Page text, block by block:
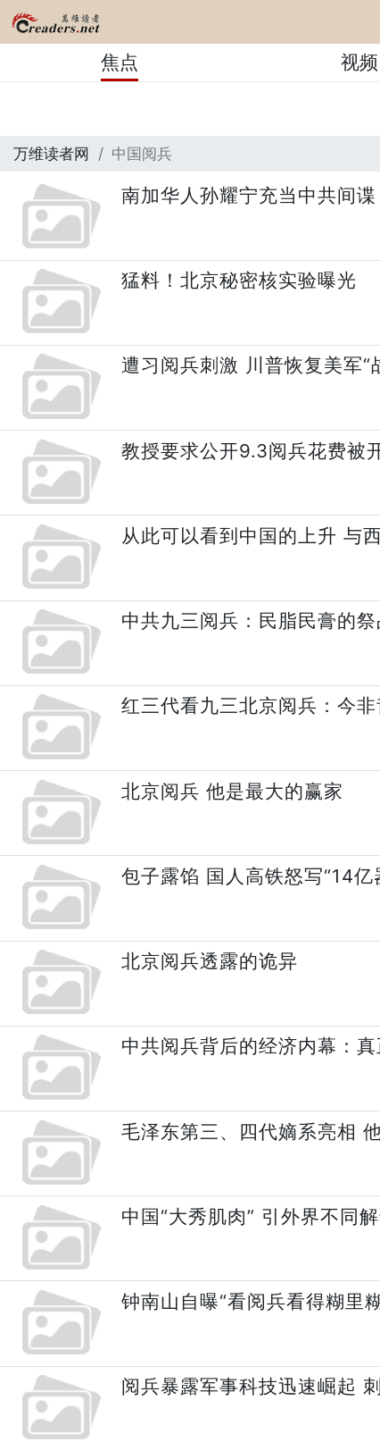
焦点 视频
万维读者网 中国阅兵
南加华人孙耀宁充当中共间
猛料！北京秘密核实验曝光
遭习阅兵刺激 川普恢复美军“
教授要求公开9.3阅兵花费被
从此可以看到中国的上升 与
中共九三阅兵：民脂民膏的祭
红三代看九三北京阅兵：今
北京阅兵 他是最大的赢家
包子露馅 国人高铁怒写“14亿
北京阅兵透露的诡异
中共阅兵背后的经济内幕：
毛泽东第三、四代嫡系亮相
中国“大秀肌肉” 引外界不同
钟南山自曝“看阅兵看得糊里
阅兵暴露军事科技迅速崛起